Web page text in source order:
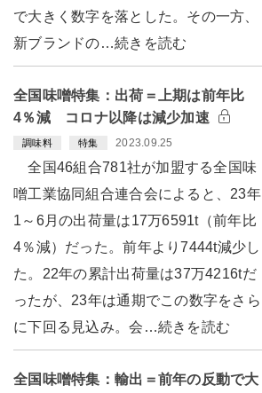
で大きく数字を落とした。その一方、
新ブランドの…続きを読む
全国味噌特集：出荷＝上期は前年比
4％減 コロナ以降は減少加速
調味料 特集 2023.09.25
全国46組合781社が加盟する全国味
噌工業協同組合連合会によると、23年
1～6月の出荷量は17万6591t（前年比
4％減）だった。前年より7444t減少し
た。22年の累計出荷量は37万4216tだ
ったが、23年は通期でこの数字をさら
に下回る見込み。会…続きを読む
全国味噌特集：輸出＝前年の反動で大